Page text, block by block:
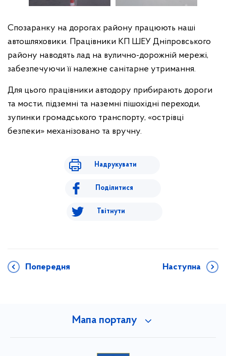
Спозаранку на дорогах району працюють наші
автошляховики. Працівники КП ШЕУ Дніпровського
району наводять лад на вулично-дорожній мережі,
забезпечуючи її належне санітарне утримання.
Для цього працівники автодору прибирають дороги
та мости, підземні та наземні пішохідні переходи,
зупинки громадського транспорту, «острівці
безпеки» механізовано та вручну.
Надрукувати
Поділитися
Твітнути
Попередня Наступна
Мапа порталу